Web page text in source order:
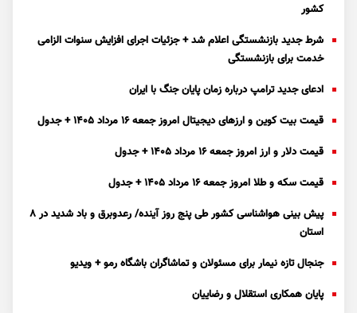
کشور
شرط جدید بازنشستگی اعلام شد + جزئیات اجرای افزایش سنوات الزامی
خدمت برای بازنشستگی
ادعای جدید ترامپ درباره زمان پایان جنگ با ایران
قیمت بیت کوین و ارز‌های دیجیتال امروز جمعه ۱۶ مرداد ۱۴۰۵ + جدول
قیمت دلار و ارز امروز جمعه ۱۶ مرداد ۱۴۰۵ + جدول
قیمت سکه و طلا امروز جمعه ۱۶ مرداد ۱۴۰۵ + جدول
پیش بینی هواشناسی کشور طی پنج روز آینده/ رعدوبرق و باد شدید در ۸
استان
جنجال تازه نیمار برای مسئولان و تماشاگران باشگاه رمو + ویدیو
پایان همکاری استقلال و رضاییان